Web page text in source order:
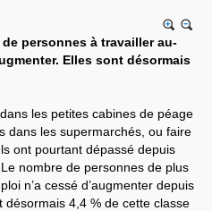
personnes à travailler au-
Elles sont désormais
les petites cabines de péage
dans les supermarchés, ou faire
ont pourtant dépassé depuis
nombre de personnes de plus
n’a cessé d’augmenter depuis
désormais 4,4 % de cette classe